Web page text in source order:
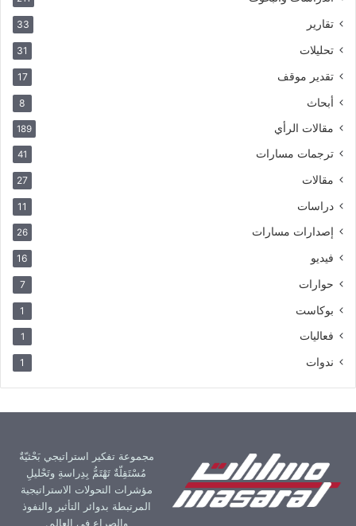
تقارير 33
تحليلات 31
تقدير موقف 17
أبحاث 8
مقالات الرأي 189
ترجمات مسارات 41
مقالات 27
دراسات 11
إصدارات مسارات 26
فيديو 16
حوارات 7
بوكاست 1
فعاليات 1
ندوات 1
مجموعة تفكير استراتيجي بَحْثيّةٌ
مُسْتَقِلّةٌ تَهْتَمُّ بِدِراسةِ وتَحْليلِ
مؤشرات التحولات الاستراتيجية
المرتبطة بدوائر التأثير والنفوذ
والصراع في العالم.